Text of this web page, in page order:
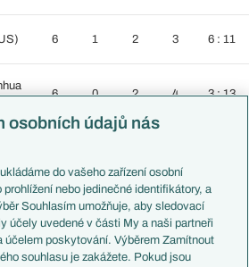
6 1 2 3 6 : 11
6 0 2 4 3 : 13
3:0 Tianjin Teda (CHN)
osobních údajů nás
ukládáme do vašeho zařízení osobní
prohlížení nebo jedinečné identifikátory, a
Souhlasím umožňuje, aby sledovací
účely uvedené v části My a naši partneři
účelem poskytování. Výběrem Zamítnout
souhlasu je zakážete. Pokud jsou